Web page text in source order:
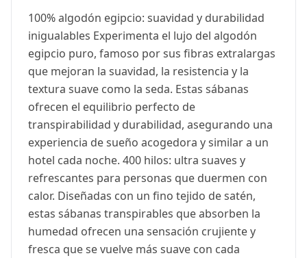
100% algodón egipcio: suavidad y durabilidad
inigualables Experimenta el lujo del algodón
egipcio puro, famoso por sus fibras extralargas
que mejoran la suavidad, la resistencia y la
textura suave como la seda. Estas sábanas
ofrecen el equilibrio perfecto de
transpirabilidad y durabilidad, asegurando una
experiencia de sueño acogedora y similar a un
hotel cada noche. 400 hilos: ultra suaves y
refrescantes para personas que duermen con
calor. Diseñadas con un fino tejido de satén,
estas sábanas transpirables que absorben la
humedad ofrecen una sensación crujiente y
fresca que se vuelve más suave con cada